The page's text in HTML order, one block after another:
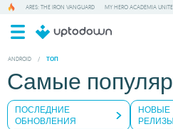
ARES: THE IRON VANGUARD MY HERO ACADEMIA
ANDROID / ТОП
Самые
ПОСЛЕДНИЕ
ОБНОВЛЕНИЯ
НОВЫЕ
РЕЛИЗЫ